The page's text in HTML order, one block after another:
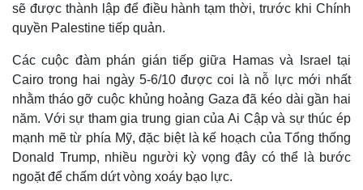
sẽ được thành lập để điều hành tạm thời, trước khi Chính
quyền Palestine tiếp quản.
Các cuộc đàm phán gián tiếp giữa Hamas và Israel tại
Cairo trong hai ngày 5-6/10 được coi là nỗ lực mới nhất
nhằm tháo gỡ cuộc khủng hoảng Gaza đã kéo dài gần hai
năm. Với sự tham gia trung gian của Ai Cập và sự thúc ép
mạnh mẽ từ phía Mỹ, đặc biệt là kế hoạch của Tổng thống
Donald Trump, nhiều người kỳ vọng đây có thể là bước
ngoặt để chấm dứt vòng xoáy bạo lực.